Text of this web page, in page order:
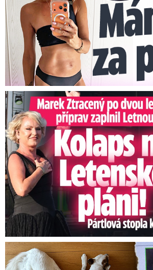
Marek Ztracený na Letné: Pártlová stopla
Za hlídání psů zaplatili 20 tisíc, doma našli